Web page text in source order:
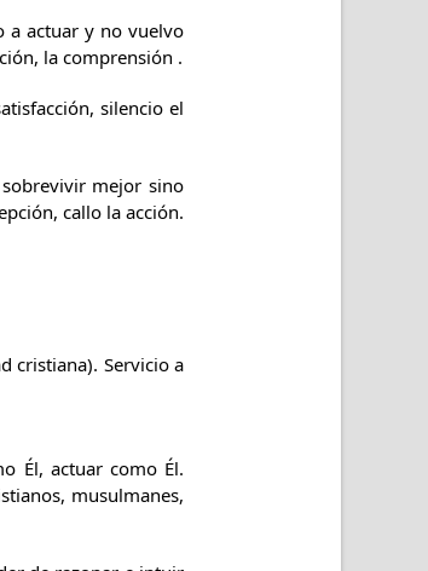
a actuar y no vuelvo
la comprensión .
silencio el
mejor sino
callo la acción.
cristiana). Servicio a
Él, actuar como Él.
musulmanes,